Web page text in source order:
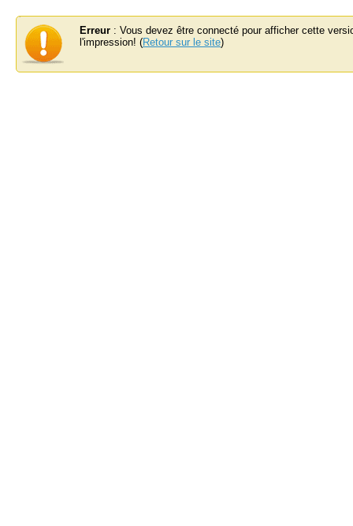
Erreur : Vous devez être connecté pour afficher cette
l'impression! (Retour sur le site)